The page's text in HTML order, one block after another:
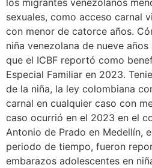
los migrantes venezolanos
sexuales, como acceso carnal
con menor de catorce años.
niña venezolana de nueve
que el ICBF reportó como
Especial Familiar en 2023.
de la niña, la ley colombiana
carnal en cualquier caso con
caso ocurrió en el 2023 en el
Antonio de Prado en Medellín,
periodo de tiempo, fueron
embarazos adolescentes en